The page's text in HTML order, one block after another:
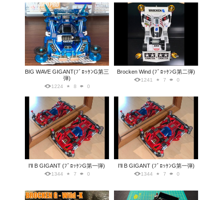
BIG WAVE GIGANT(ﾌﾞﾛｯｹﾝG第三
弾)
1224 8 0
Brocken Wind (ﾌﾞﾛｯｹﾝG第二弾)
1241 7 0
I'll B GIGANT (ﾌﾞﾛｯｹﾝG第一弾)
1344 7 0
I'll B GIGANT (ﾌﾞﾛｯｹﾝG第一弾)
1344 7 0